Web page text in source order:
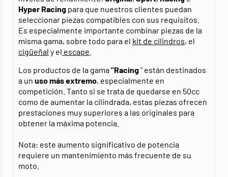
Hyper Racing para que nuestros clientes puedan
seleccionar piezas compatibles con sus requisitos.
Es especialmente importante combinar piezas de la
misma gama, sobre todo para el kit de cilindros, el
cigüeñal y el escape
Los productos de la gama"Racing" están destinados
a un uso más extremo, especialmente en
competición. Tanto si se trata de quedarse en 50cc
como de aumentar la cilindrada, estas piezas ofrecen
prestaciones muy superiores a las originales para
obtener la máxima potencia.
Nota: este aumento significativo de potencia
requiere un mantenimiento más frecuente de su
moto.